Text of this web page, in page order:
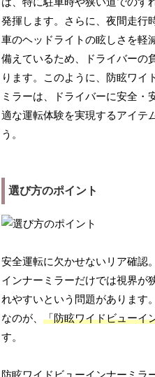
発揮します。さらに、夜間走行
車のヘッドライトの眩しさを軽
備えているため、ドライバーの
ります。このように、防眩ワイ
ミラーは、ドライバーに安全・
適な運転体験を実現するアイテ
う。
選び方のポイント
安全運転に欠かせないリア確認
インナーミラーだけでは視界が
れやすいという問題があります
なのが、「防眩ワイドビューイ
す。